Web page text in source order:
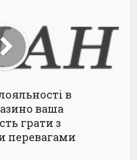
в
ваша
грати з
перевагами